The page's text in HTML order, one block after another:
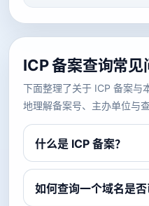
ICP 备案查询常见
下面整理了关于 ICP 备案与
地理解备案号、主办单位与
什么是 ICP 备案？
如何查询一个域名是否